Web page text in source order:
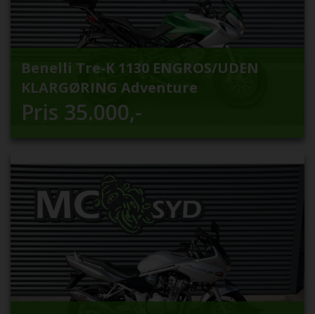
Benelli Tre-K 1130 ENGROS/UDEN
KLARGØRING Adventure
Pris 35.000,-